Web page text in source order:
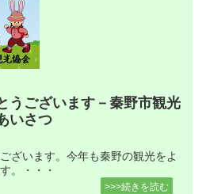
うございます－秦野市観光
いさつ
ざいます。今年も秦野の観光をよ
。・・・
>>>続きを読む